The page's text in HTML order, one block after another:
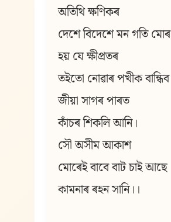
অতিথি ক্ষণিকৰ
দেশে বিদেশে মন গতি মোৰ
হয় যে ক্ষীপ্ৰতৰ
তইতো নোৱাৰ পখীক বান্ধিব
জীয়া সাগৰ পাৰত
কাঁচৰ শিকলি আনি।
সৌ অসীম আকাশ
মোৰেই বাবে বাট চাই আছে
কামনাৰ ৰহন সানি।।